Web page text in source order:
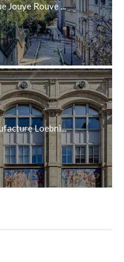
Jouye Rouve ...
Loebni...